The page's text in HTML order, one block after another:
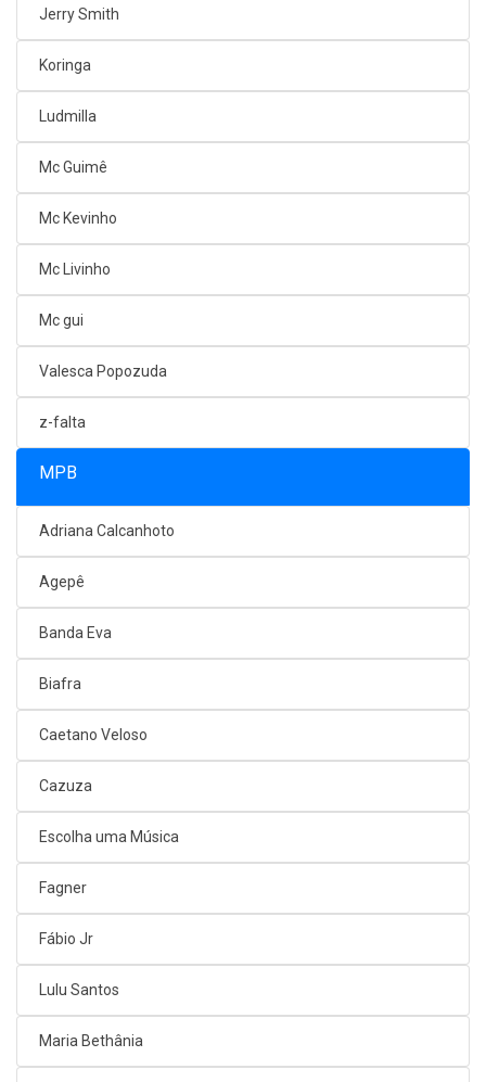
Jerry Smith
Koringa
Ludmilla
Mc Guimê
Mc Kevinho
Mc Livinho
Mc gui
Valesca Popozuda
z-falta
MPB
Adriana Calcanhoto
Agepê
Banda Eva
Biafra
Caetano Veloso
Cazuza
Escolha uma Música
Fagner
Fábio Jr
Lulu Santos
Maria Bethânia